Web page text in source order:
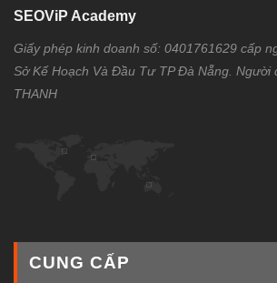
SEOViP Academy
Giấy phép kinh doanh số: 0401761629 cấp
Sở Kế Hoạch Và Đầu Tư TP Đà Nẵng. Người
THANH
CUNG CẤP